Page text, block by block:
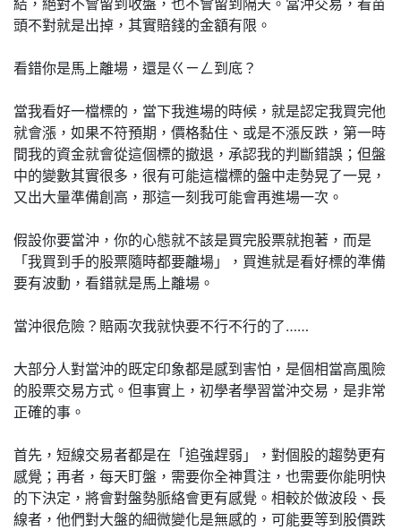
頭不對就是出掉，其實賠錢的金額有限。
看錯你是馬上離場，還是ㄍㄧㄥ到底？
當我看好一檔標的，當下我進場的時候，就是認定我買完他
就會漲，如果不符預期，價格黏住、或是不漲反跌，第一時
間我的資金就會從這個標的撤退，承認我的判斷錯誤；但盤
中的變數其實很多，很有可能這檔標的盤中走勢晃了一晃，
又出大量準備創高，那這一刻我可能會再進場一次。
假設你要當沖，你的心態就不該是買完股票就抱著，而是
「我買到手的股票隨時都要離場」，買進就是看好標的準備
要有波動，看錯就是馬上離場。
當沖很危險？賠兩次我就快要不行不行的了……
大部分人對當沖的既定印象都是感到害怕，是個相當高風險
的股票交易方式。但事實上，初學者學習當沖交易，是非常
正確的事。
首先，短線交易者都是在「追強趕弱」，對個股的趨勢更有
感覺；再者，每天盯盤，需要你全神貫注，也需要你能明快
的下決定，將會對盤勢脈絡會更有感覺。相較於做波段、長
線者，他們對大盤的細微變化是無感的，可能要等到股價跌